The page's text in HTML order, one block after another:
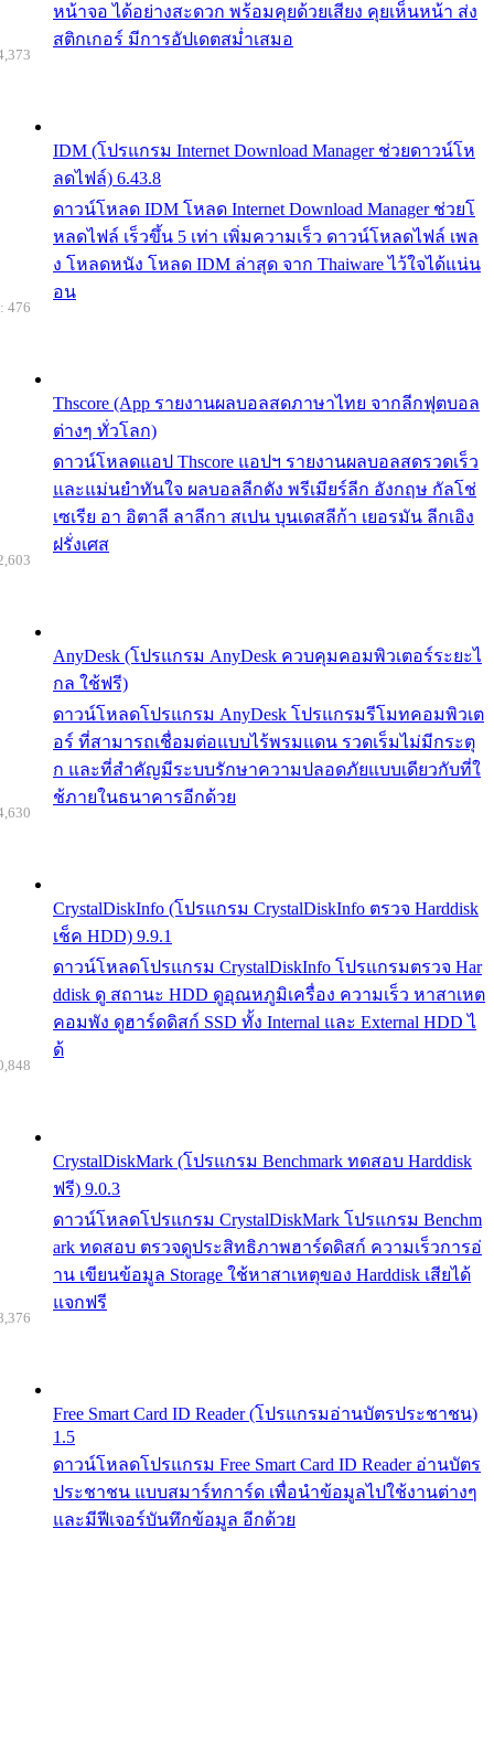
หน้าจอ ได้อย่างสะดวก พร้อมคุยด้วยเสียง คุยเห็นหน้า ส่ง
สติกเกอร์ มีการอัปเดตสม่ำเสมอ
IDM (โปรแกรม Internet Download Manager ช่วยดาวน์โห
ลดไฟล์) 6.43.8
ดาวน์โหลด IDM โหลด Internet Download Manager ช่วยโ
หลดไฟล์ เร็วขึ้น 5 เท่า เพิ่มความเร็ว ดาวน์โหลดไฟล์ เพล
ง โหลดหนัง โหลด IDM ล่าสุด จาก Thaiware ไว้ใจได้แน่น
อน
Thscore (App รายงานผลบอลสดภาษาไทย จากลีกฟุตบอล
ต่างๆ ทั่วโลก)
ดาวน์โหลดแอป Thscore แอปฯ รายงานผลบอลสดรวดเร็ว
และแม่นยำทันใจ ผลบอลลีกดัง พรีเมียร์ลีก อังกฤษ กัลโช่
เซเรีย อา อิตาลี ลาลีกา สเปน บุนเดสลีก้า เยอรมัน ลีกเอิง
ฝรั่งเศส
476
AnyDesk (โปรแกรม AnyDesk ควบคุมคอมพิวเตอร์ระยะไ
กล ใช้ฟรี)
ดาวน์โหลดโปรแกรม AnyDesk โปรแกรมรีโมทคอมพิวเต
อร์ ที่สามารถเชื่อมต่อแบบไร้พรมแดน รวดเร็มไม่มีกระตุ
ก และที่สำคัญมีระบบรักษาความปลอดภัยแบบเดียวกับที่ใ
ช้ภายในธนาคารอีกด้วย
CrystalDiskInfo (โปรแกรม CrystalDiskInfo ตรวจ Harddisk
เช็ค HDD) 9.9.1
ดาวน์โหลดโปรแกรม CrystalDiskInfo โปรแกรมตรวจ Har
ddisk ดู สถานะ HDD ดูอุณหภูมิเครื่อง ความเร็ว หาสาเหต
คอมพัง ดูฮาร์ดดิสก์ SSD ทั้ง Internal และ External HDD ไ
ด้
CrystalDiskMark (โปรแกรม Benchmark ทดสอบ Harddisk
ฟรี) 9.0.3
ดาวน์โหลดโปรแกรม CrystalDiskMark โปรแกรม Benchm
ark ทดสอบ ตรวจดูประสิทธิภาพฮาร์ดดิสก์ ความเร็วการอ่
าน เขียนข้อมูล Storage ใช้หาสาเหตุของ Harddisk เสียได้
แจกฟรี
Free Smart Card ID Reader (โปรแกรมอ่านบัตรประชาชน)
1.5
ดาวน์โหลดโปรแกรม Free Smart Card ID Reader อ่านบัตร
ประชาชน แบบสมาร์ทการ์ด เพื่อนำข้อมูลไปใช้งานต่างๆ
และมีฟีเจอร์บันทึกข้อมูล อีกด้วย